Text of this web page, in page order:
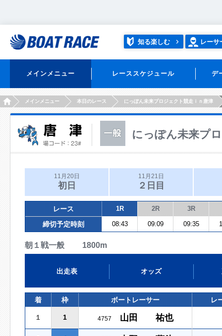
知る楽しむ レーサ
メインメニュー レーススケジュール デ
HOMEメインメニュー 本日のレース にっぽん未来プロジェクト競走ｉｎ唐津
にっぽん未来プ
11月20日
初日
11月21日
２日目
レース 1R 2R 3R
締切予定時刻 08:43 09:09 09:35
朝１戦一般 1800m
出走表 オッズ
着 枠 ボートレーサー レ
１ 1 4757 山田 祐也